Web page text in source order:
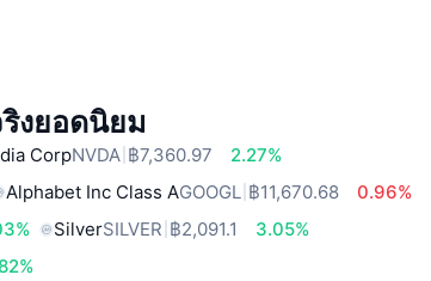
งยอดนิยม
CorpNVDA ฿7,360.97
2.27%
Alphabet Inc Class AGOOGL ฿11,670.68
0.96%
SilverSILVER ฿2,091.1
3.05%